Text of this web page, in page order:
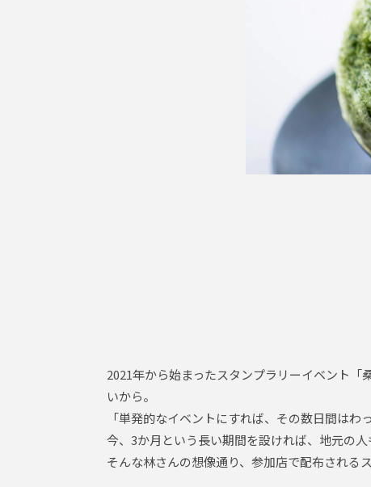
2021年から始まったスタンプラリーイベント
いから。
「単発的なイベントにすれば、その数日間は
今、3か月という長い期間を設ければ、地元の
そんな林さんの想像通り、参加店で配布される